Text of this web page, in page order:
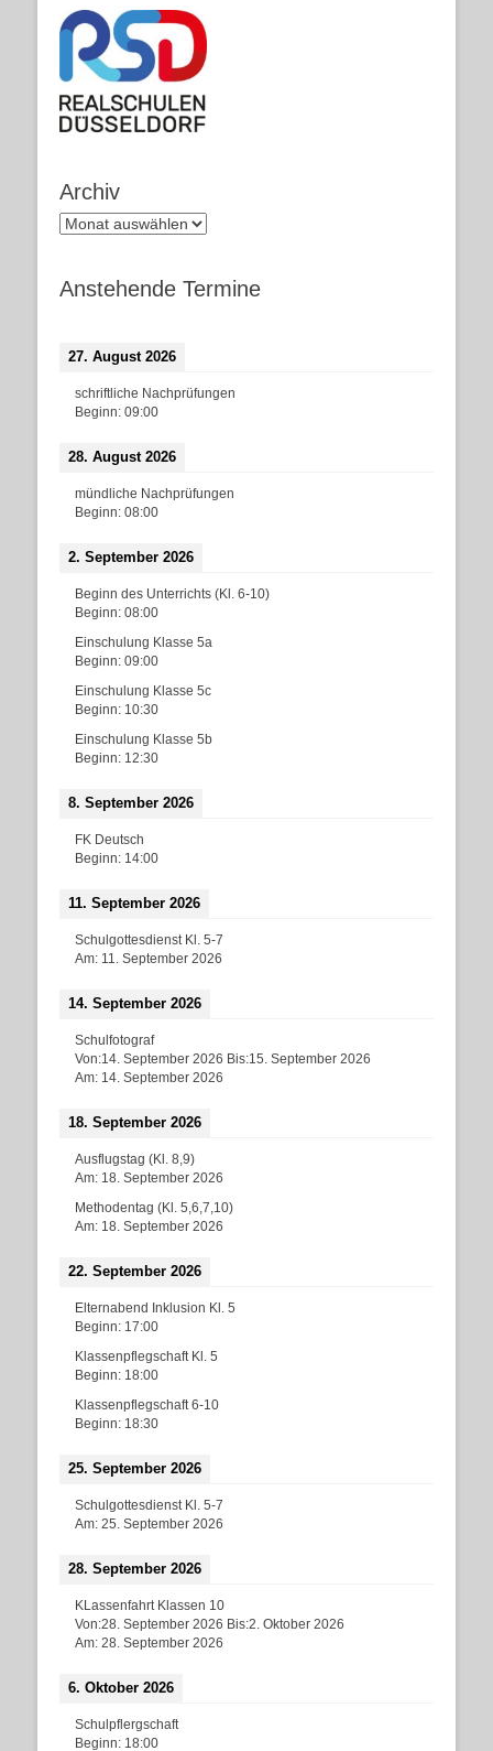
Archiv
Archiv
Anstehende Termine
27. August 2026
schriftliche Nachprüfungen
Beginn: 09:00
28. August 2026
mündliche Nachprüfungen
Beginn: 08:00
2. September 2026
Beginn des Unterrichts (Kl. 6-10)
Beginn: 08:00
Einschulung Klasse 5a
Beginn: 09:00
Einschulung Klasse 5c
Beginn: 10:30
Einschulung Klasse 5b
Beginn: 12:30
8. September 2026
FK Deutsch
Beginn: 14:00
11. September 2026
Schulgottesdienst Kl. 5-7
Am: 11. September 2026
14. September 2026
Schulfotograf
Von:14. September 2026 Bis:15. September 2026
Am: 14. September 2026
18. September 2026
Ausflugstag (Kl. 8,9)
Am: 18. September 2026
Methodentag (Kl. 5,6,7,10)
Am: 18. September 2026
22. September 2026
Elternabend Inklusion Kl. 5
Beginn: 17:00
Klassenpflegschaft Kl. 5
Beginn: 18:00
Klassenpflegschaft 6-10
Beginn: 18:30
25. September 2026
Schulgottesdienst Kl. 5-7
Am: 25. September 2026
28. September 2026
KLassenfahrt Klassen 10
Von:28. September 2026 Bis:2. Oktober 2026
Am: 28. September 2026
6. Oktober 2026
Schulpflergschaft
Beginn: 18:00